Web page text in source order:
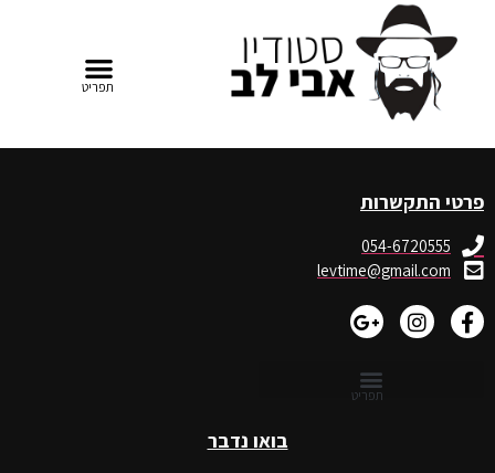
פרטי התקשרות
054-6720555
levtime@gmail.com
בואו נדבר